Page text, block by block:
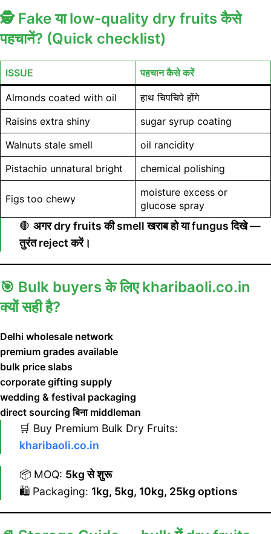
🕵️ Fake या low-quality dry fruits कैसे
पहचानें? (Quick checklist)
ISSUE पहचान कैसे करें
Almonds coated with oil
हाथ चिपचिपे होंगे
Raisins extra shiny
sugar syrup coating
Walnuts stale smell
oil rancidity
Pistachio unnatural bright
chemical polishing
Figs too chewy
moisture excess or
glucose spray
🛑 अगर dry fruits की smell खराब हो या fungus दिखे —
तुरंत reject करें।
🎯 Bulk buyers के लिए kharibaoli.co.in
क्यों सही है?
Delhi wholesale network
premium grades available
bulk price slabs
corporate gifting supply
wedding & festival packaging
direct sourcing बिना middleman
🛒 Buy Premium Bulk Dry Fruits:
kharibaoli.co.in
📦 MOQ: 5kg से शुरू
🛍 Packaging: 1kg, 5kg, 10kg, 25kg options